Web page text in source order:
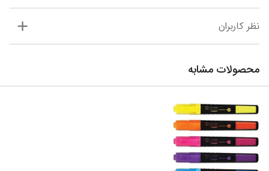
نظر کاربران
محصولات مشابه